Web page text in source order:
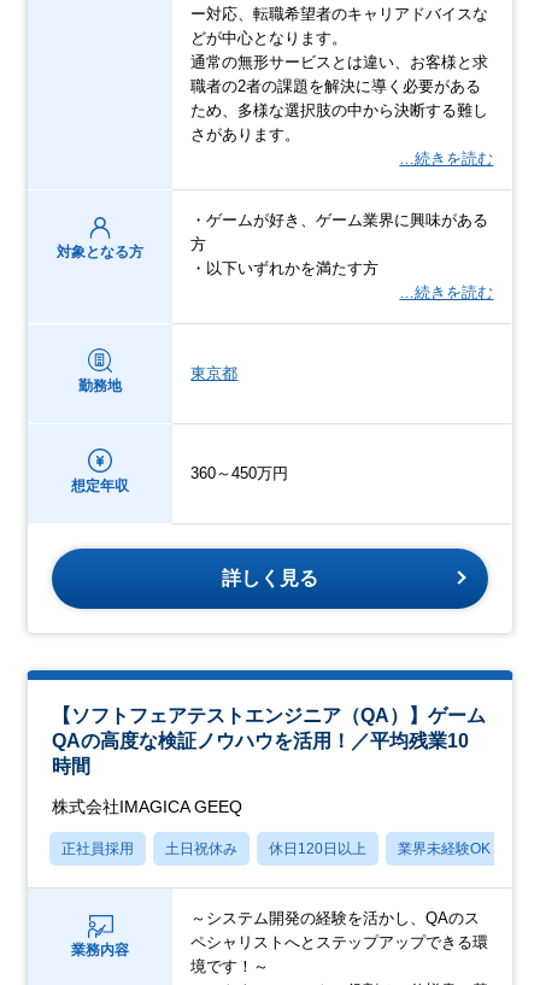
ー対応、転職希望者のキャリアドバイスな
どが中心となります。
通常の無形サービスとは違い、お客様と求
職者の2者の課題を解決に導く必要がある
ため、多様な選択肢の中から決断する難し
さがあります。
…続きを読む
対象となる方
・ゲームが好き、ゲーム業界に興味がある
方
・以下いずれかを満たす方
…続きを読む
勤務地
東京都
想定年収
360～450万円
詳しく見る
【ソフトフェアテストエンジニア（QA）】ゲーム
QAの高度な検証ノウハウを活用！／平均残業10
時間
株式会社IMAGICA GEEQ
正社員採用 土日祝休み 休日120日以上 業界未経験OK
業務内容
～システム開発の経験を活かし、QAのス
ペシャリストへとステップアップできる環
境です！～